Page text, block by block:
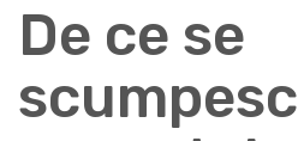
De ce se
scumpesc